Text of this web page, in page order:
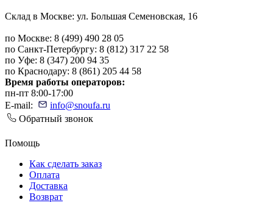
Склад в Москве: ул. Большая Семеновская, 16
по Москве: 8 (499) 490 28 05
по Санкт-Петербургу: 8 (812) 317 22 58
по Уфе: 8 (347) 200 94 35
по Краснодару: 8 (861) 205 44 58
Время работы операторов:
пн-пт 8:00-17:00
E-mail:
info@snoufa.ru
Обратный звонок
Помощь
Как сделать заказ
Оплата
Доставка
Возврат